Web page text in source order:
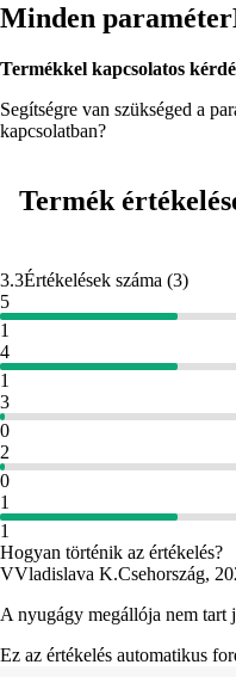
Minden paraméter
Termékkel kapcsolatos
Segítségre van szükséged a
kapcsolatban?
Termék
3.3Értékelések száma (3)
5
1
4
1
3
0
2
0
1
1
Hogyan történik az értékelés?
VVladislava K.Csehország,
A nyugágy megállója nem tart
Ez az értékelés automatikus